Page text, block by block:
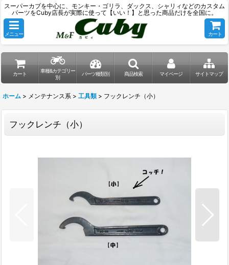
スーパーカブを中心に、モンキー・ゴリラ、ダックス、シャリィなどのカスタム
パーツをCuby店長が実際に使って【いい！】と思った商品だけを全国に。
メニュー カート
カート
車種&カテゴリー
別
パーツ種類別 商品検索 マイページ サイトマップ
ホーム > メンテナンス系 > 工具類 > フックレンチ（小）
フックレンチ（小）